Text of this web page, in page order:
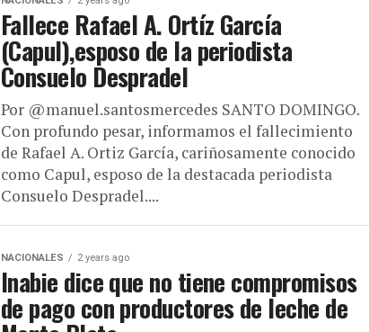
Fallece Rafael A. Ortíz García
(Capul),esposo de la periodista
Consuelo Despradel
Por @manuel.santosmercedes SANTO DOMINGO.
Con profundo pesar, informamos el fallecimiento
de Rafael A. Ortiz García, cariñosamente conocido
como Capul, esposo de la destacada periodista
Consuelo Despradel....
NACIONALES 2 years ago
Inabie dice que no tiene compromisos
de pago con productores de leche de